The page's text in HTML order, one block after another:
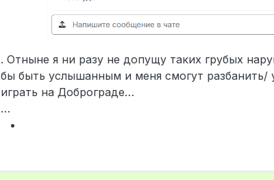
. Отныне я ни разу не допущу таких грубых
бы быть услышанным и меня смогут
играть на Доброграде…
…